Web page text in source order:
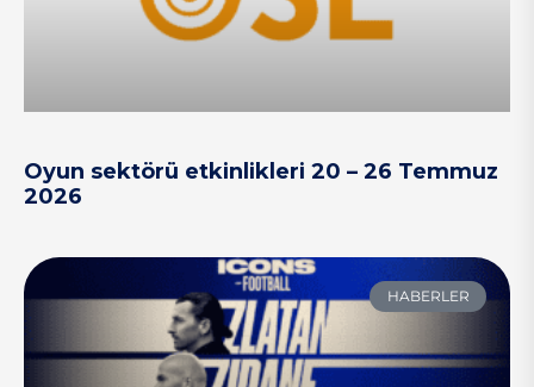
Oyun sektörü etkinlikleri 20 – 26 Temmuz
2026
HABERLER